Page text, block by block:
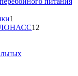
1
товар12